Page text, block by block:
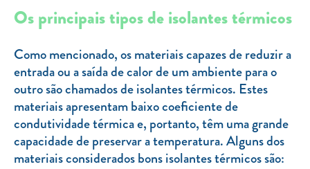
Livro de reclamações
Clientes com necessidades especiais
Clientes prioritários
Resolução alternativa de litígios
Os principais tipos de isolantes térmicos
Como mencionado, os materiais capazes de reduzir a
entrada ou a saída de calor de um ambiente para o
outro são chamados de isolantes térmicos. Estes
materiais apresentam baixo coeficiente de
condutividade térmica e, portanto, têm uma grande
capacidade de preservar a temperatura. Alguns dos
materiais considerados bons isolantes térmicos são: